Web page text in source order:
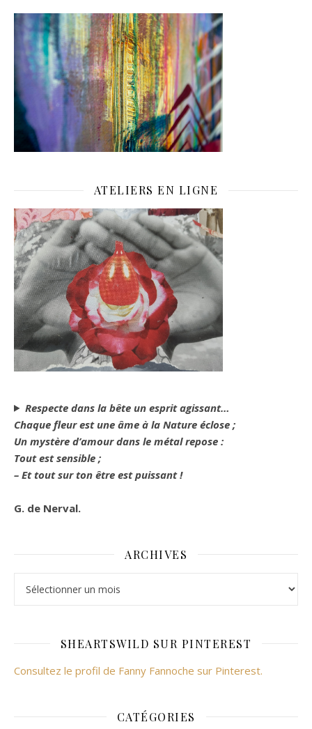
ATELIERS EN LIGNE
Respecte dans la bête un esprit agissant…
Chaque fleur est une âme à la Nature éclose ;
Un mystère d’amour dans le métal repose :
Tout est sensible ;
– Et tout sur ton être est puissant !
G. de Nerval.
ARCHIVES
SHEARTSWILD SUR PINTEREST
Consultez le profil de Fanny Fannoche sur Pinterest.
CATÉGORIES